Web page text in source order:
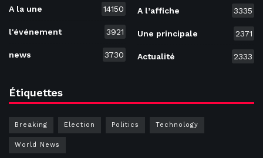
A la une 14150
l'événement 3921
news 3730
A l’affiche 3335
Une principale 2371
Actualité 2333
Étiquettes
Breaking Election Politics Technology
World News